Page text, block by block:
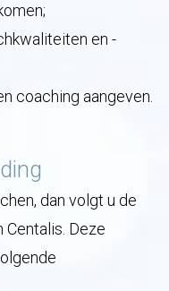
en -
coaching aangeven.
dan volgt u de
Deze